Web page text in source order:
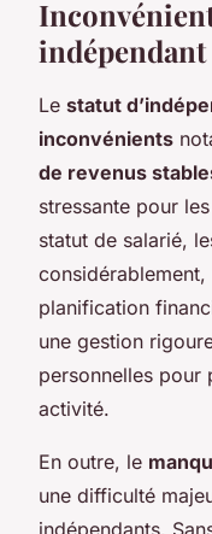
indépendant
Le statut
inconvénients
de revenus
stressante pour
statut de salarié,
planification
une gestion
personnelles pour
activité.
En outre, le
une difficulté
indépendants.